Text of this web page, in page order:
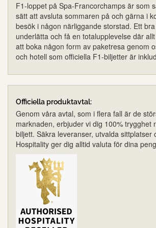
F1-loppet på Spa-Francorchamps är som
sätt att avsluta sommaren på och gärna i
besök i någon närliggande storstad. Ett
underlätta och få en totalupplevelse där
att boka någon form av paketresa genom
och hotell som officiella F1-biljetter är
Officiella produktavtal:
Genom våra avtal, som i flera fall är de
marknaden, erbjuder vi dig 100% trygghet
biljett. Säkra leveranser, utvalda sittplatser
Hospitality ger dig alltid valuta för dina